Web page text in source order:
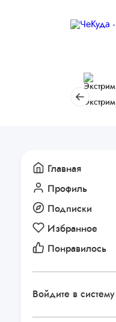
Экстрим
Главная
Профиль
Подписки
Избранное
Понравилось
Войдите в систему